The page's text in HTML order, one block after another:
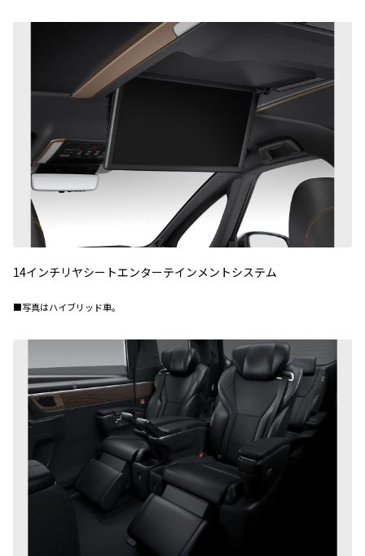
14インチリヤシートエンターテインメントシステム
■写真はハイブリッド車。